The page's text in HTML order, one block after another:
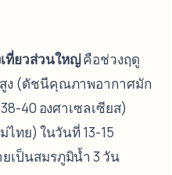
ที่ยวส่วนใหญ่คือช่วงฤดู
ง (ดัชนีคุณภาพอากาศมัก
40 องศาเซลเซียส)
ไทย) ในวันที่ 13-15
เป็นสมรภูมิน้ำ 3 วัน